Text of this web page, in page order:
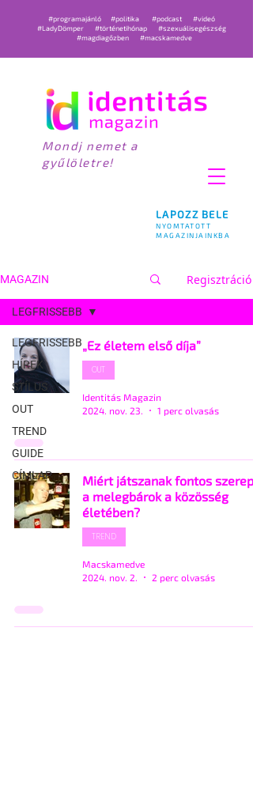
LAPOZZ BELE
NYOMTATOTT
MAGAZINJAINKBA
#programajánló #politika #podcast
#videó
#LadyDömper
#történetihónap
#szexuálisegészség
#magdiagőzben
#macskamedve
Mondj nemet a
gyűlöletre!
MAGAZIN Regisztráció
LEGFRISSEBB
HÍREK
STÍLUS
OUT
TREND
GUIDE
CÍMLAP
LEGFRISSEBB
„Ez életem első díja”
OUT
Identitás Magazin
2024. nov. 23.
1 perc olvasás
Miért játszanak fontos
a melegbárok a közösség
életében?
TREND
Macskamedve
2024. nov. 2.
2 perc olvasás